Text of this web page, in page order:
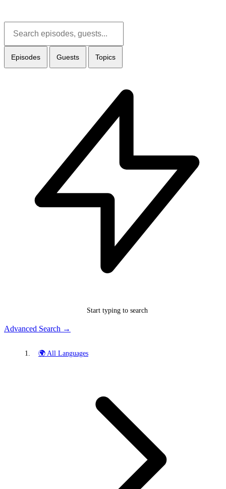
Episodes Guests Topics
Start typing to search
Advanced Search →
🌍 All Languages